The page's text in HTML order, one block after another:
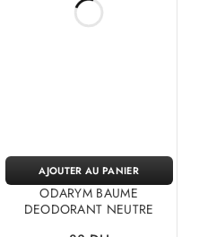
ODARYM BAUME
DEODORANT NEUTRE
AJOUTER AU PANIER